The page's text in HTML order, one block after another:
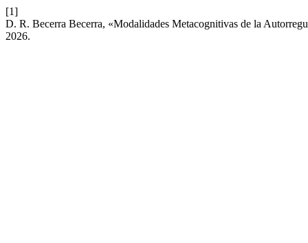
[1]
D. R. Becerra Becerra, «Modalidades Metacognitivas de la
2026.